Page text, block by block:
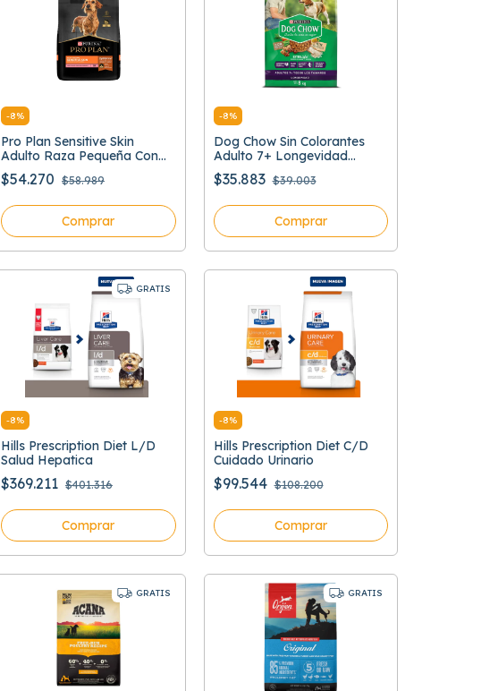
-8%
Pro Plan Sensitive Skin
Adulto Raza Pequeña Con
Optiderma
$54.270 $58.989
Comprar
-8%
Dog Chow Sin Colorantes
Adulto 7+ Longevidad
Todos Los Tamaños
$35.883 $39.003
Comprar
GRATIS
-8%
Hills Prescription Diet L/D
Salud Hepatica
$369.211 $401.316
Comprar
-8%
Hills Prescription Diet C/D
Cuidado Urinario
$99.544 $108.200
Comprar
GRATIS GRATIS